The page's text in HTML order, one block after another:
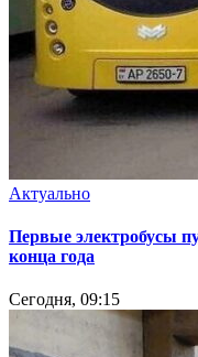
Актуально
Первые электробусы
конца года
Сегодня, 09:15